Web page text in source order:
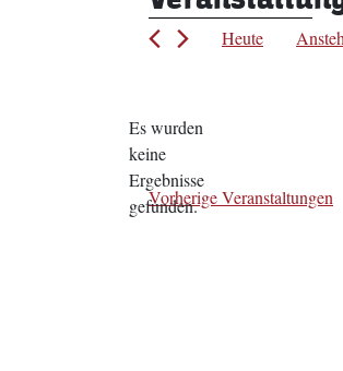
Hinweis
Es wurden
keine
Ergebnisse
gefunden.
Heute
VorherigeVeranstaltungen